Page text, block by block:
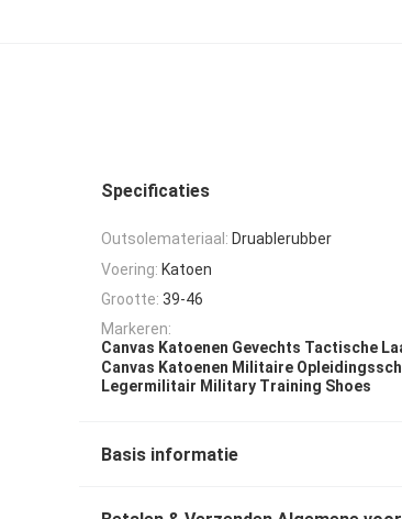
Specificaties
Outsolemateriaal: Druablerubber
Voering: Katoen
Grootte: 39-46
Markeren:
Canvas Katoenen Gevechts Tactische
Canvas Katoenen Militaire
Legermilitair Military Training Shoes
Basis informatie